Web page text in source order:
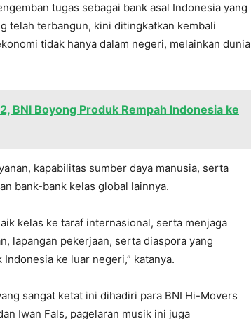
tugas sebagai bank asal Indonesia yang
telah terbangun, kini ditingkatkan kembali
tidak hanya dalam negeri, melainkan dunia
BNI Boyong Produk Rempah Indonesia ke
kapabilitas sumber daya manusia, serta
bank-bank kelas global lainnya.
kelas ke taraf internasional, serta menjaga
lapangan pekerjaan, serta diaspora yang
ke luar negeri,” katanya.
sangat ketat ini dihadiri para BNI Hi-Movers
Iwan Fals, pagelaran musik ini juga